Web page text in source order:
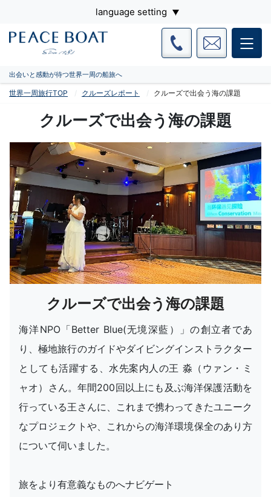
language setting
出会いと感動が待つ世界一周の船旅へ
世界一周旅行TOP クルーズレポート クルーズで出会う海の課題
クルーズで出会う海の課題
クルーズで出会う海の課題
海洋NPO「Better Blue(无境深藍）」の創立者であ
り、極地旅行のガイドやダイビングインストラクター
としても活躍する、水先案内人の王 淼（ウァン・ミ
ャオ）さん。年間200回以上にも及ぶ海洋保護活動を
行っている王さんに、これまで携わってきたユニーク
なプロジェクトや、これからの海洋環境保全のあり方
について伺いました。
旅をより有意義なものへナビゲート